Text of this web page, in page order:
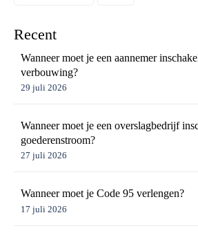
Recent
Wanneer moet je een aannemer
verbouwing?
29 juli 2026
Wanneer moet je een overslagbedrijf
goederenstroom?
27 juli 2026
Wanneer moet je Code 95 verlengen?
17 juli 2026